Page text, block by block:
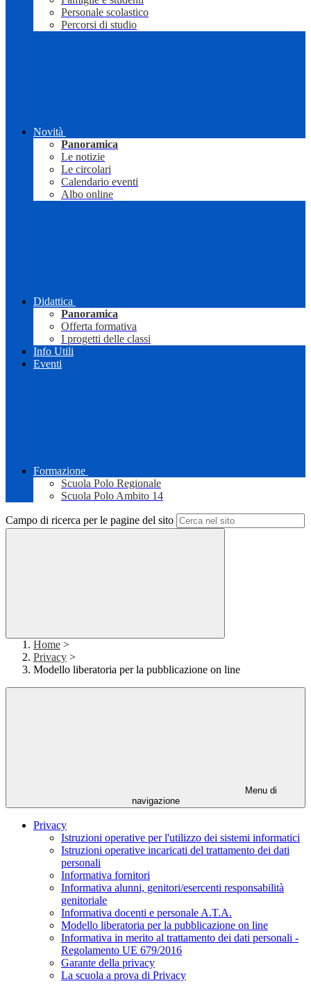
Personale scolastico
Percorsi di studio
Novità
Panoramica
Le notizie
Le circolari
Calendario eventi
Albo online
Didattica
Panoramica
Offerta formativa
I progetti delle classi
Info Utili
Eventi
Formazione
Scuola Polo Regionale
Scuola Polo Ambito 14
Campo di ricerca per le pagine del sito
Home >
Privacy >
Modello liberatoria per la pubblicazione on line
Menu di
navigazione
Privacy
Istruzioni operative per l'utilizzo dei sistemi informatici
Istruzioni operative incaricati del trattamento dei dati
personali
Informativa fornitori
Informativa alunni, genitori/esercenti responsabilità
genitoriale
Informativa docenti e personale A.T.A.
Modello liberatoria per la pubblicazione on line
Informativa in merito al trattamento dei dati personali -
Regolamento UE 679/2016
Garante della privacy
La scuola a prova di Privacy